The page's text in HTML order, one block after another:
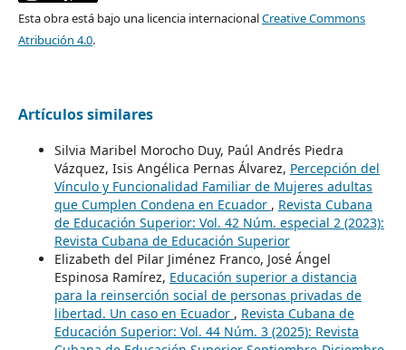
Esta obra está bajo una licencia internacionalCreative Commons
Atribución 4.0.
Artículos similares
Silvia Maribel Morocho Duy, Paúl Andrés Piedra
Vázquez, Isis Angélica Pernas Álvarez, Percepción del
Vínculo y Funcionalidad Familiar de Mujeres adultas
que Cumplen Condena en Ecuador , Revista Cubana
de Educación Superior: Vol. 42 Núm. especial 2 (2023):
Revista Cubana de Educación Superior
Elizabeth del Pilar Jiménez Franco, José Ángel
Espinosa Ramírez, Educación superior a distancia
para la reinserción social de personas privadas de
libertad. Un caso en Ecuador , Revista Cubana de
Educación Superior: Vol. 44 Núm. 3 (2025): Revista